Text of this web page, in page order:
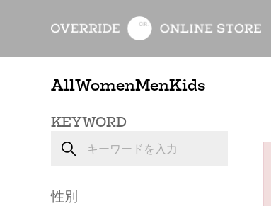
AllWomenMenKids
KEYWORD
性別